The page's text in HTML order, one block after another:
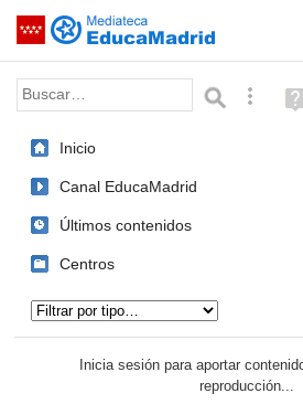
Saltar navegación
Palabra o frase: Búsqueda
(en
Inicio
Canal EducaMadrid
Últimos contenidos
Centros
Inicia sesión para aportar
reproducción...